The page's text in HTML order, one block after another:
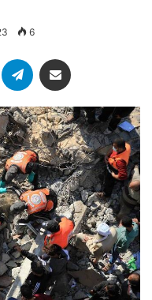
6
WhatsAppTelegram